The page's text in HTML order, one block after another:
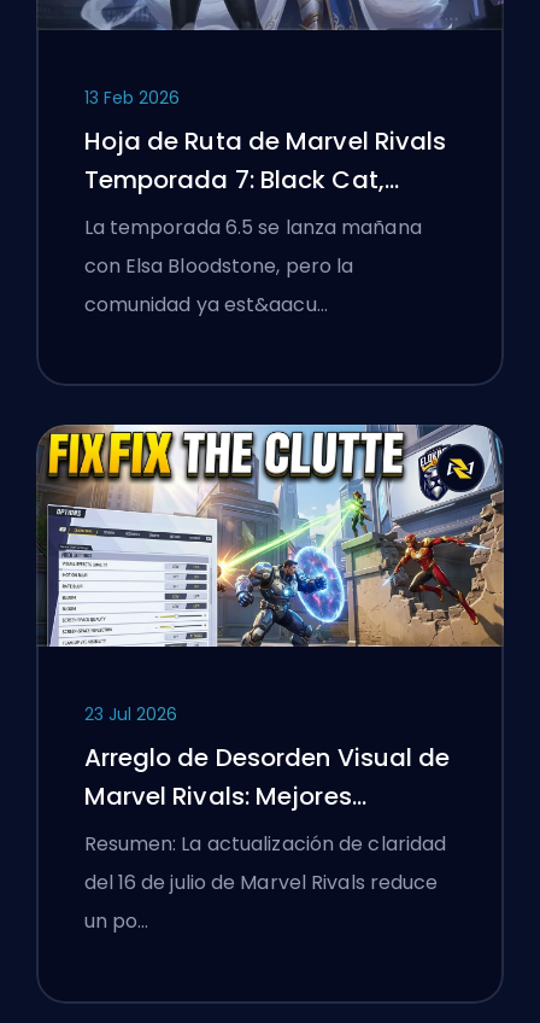
13 Feb 2026
Hoja de Ruta de Marvel Rivals
Temporada 7: Black Cat,
White Fox y el Evento Monsters
Take Manhattan
La temporada 6.5 se lanza mañana
con Elsa Bloodstone, pero la
comunidad ya est&aacu…
23 Jul 2026
Arreglo de Desorden Visual de
Marvel Rivals: Mejores
Configuraciones
Competitivas Después del
Parche del 16 de Julio
Resumen: La actualización de claridad
del 16 de julio de Marvel Rivals reduce
un po…